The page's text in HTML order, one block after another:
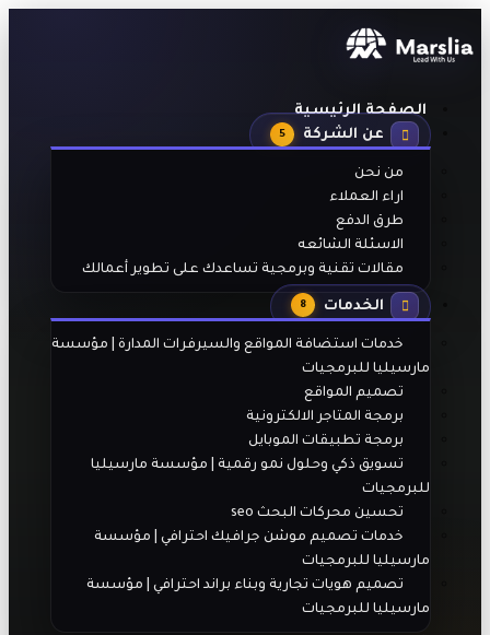
الصفحة الرئيسية
عن الشركة
5
من نحن
اراء العملاء
طرق الدفع
الاسئلة الشائعه
مقالات تقنية وبرمجية تساعدك على تطوير أعمالك
الخدمات 8
خدمات استضافة المواقع والسيرفرات المدارة | مؤسسة
مارسيليا للبرمجيات
تصميم المواقع
برمجة المتاجر الالكترونية
برمجة تطبيقات الموبايل
تسويق ذكي وحلول نمو رقمية | مؤسسة مارسيليا
للبرمجيات
تحسين محركات البحث seo
خدمات تصميم موشن جرافيك احترافي | مؤسسة
مارسيليا للبرمجيات
تصميم هويات تجارية وبناء براند احترافي | مؤسسة
مارسيليا للبرمجيات